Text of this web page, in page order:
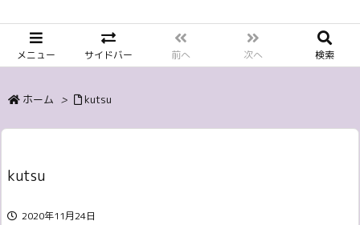
メニュー サイドバー 前へ 次へ 検索
ホーム > kutsu
kutsu
2020年11月24日